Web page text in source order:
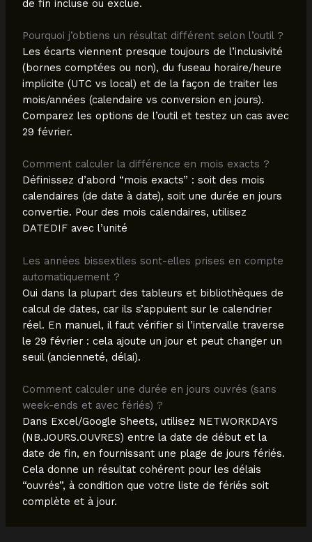
de fin incluse ou exclue.
Pourquoi j’obtiens un résultat différent selon l’outil ?
Les écarts viennent presque toujours de l’inclusivité
(bornes comptées ou non), du fuseau horaire/heure
implicite (UTC vs local) et de la façon de traiter les
mois/années (calendaire vs conversion en jours).
Comparez les options de l’outil et testez un cas avec
29 février.
Comment calculer la différence en mois exacts ?
Définissez d’abord “mois exacts” : soit des mois
calendaires (de date à date), soit une durée en jours
convertie. Pour des mois calendaires, utilisez
DATEDIF avec l’unité
Les années bissextiles sont-elles prises en compte
automatiquement ?
Oui dans la plupart des tableurs et bibliothèques de
calcul de dates, car ils s’appuient sur le calendrier
réel. En manuel, il faut vérifier si l’intervalle traverse
le 29 février : cela ajoute un jour et peut changer un
seuil (ancienneté, délai).
Comment calculer une durée en jours ouvrés (sans
week-ends et avec fériés) ?
Dans Excel/Google Sheets, utilisez NETWORKDAYS
(NB.JOURS.OUVRES) entre la date de début et la
date de fin, en fournissant une plage de jours fériés.
Cela donne un résultat cohérent pour les délais
“ouvrés”, à condition que votre liste de fériés soit
complète et à jour.